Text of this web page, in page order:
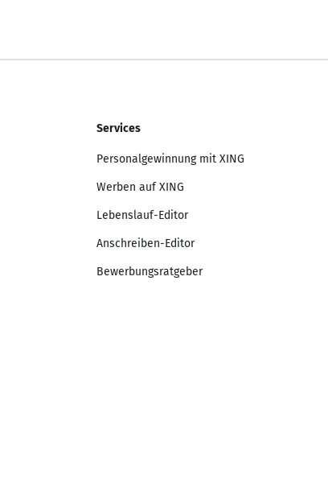
Services
Personalgewinnung mit XING
Werben auf XING
Lebenslauf-Editor
Anschreiben-Editor
Bewerbungsratgeber